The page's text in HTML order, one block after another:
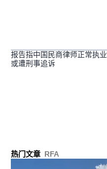
报告指中国民商律师正常执业
或遭刑事追诉
热门文章 RFA